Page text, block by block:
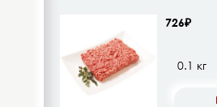
726₽